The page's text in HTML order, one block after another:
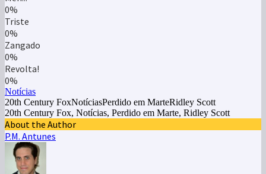
0%
Triste
0%
Zangado
0%
Revolta!
0%
Notícias
20th Century FoxNotíciasPerdido em MarteRidley Scott
20th Century Fox, Notícias, Perdido em Marte, Ridley Scott
About the Author
P.M. Antunes